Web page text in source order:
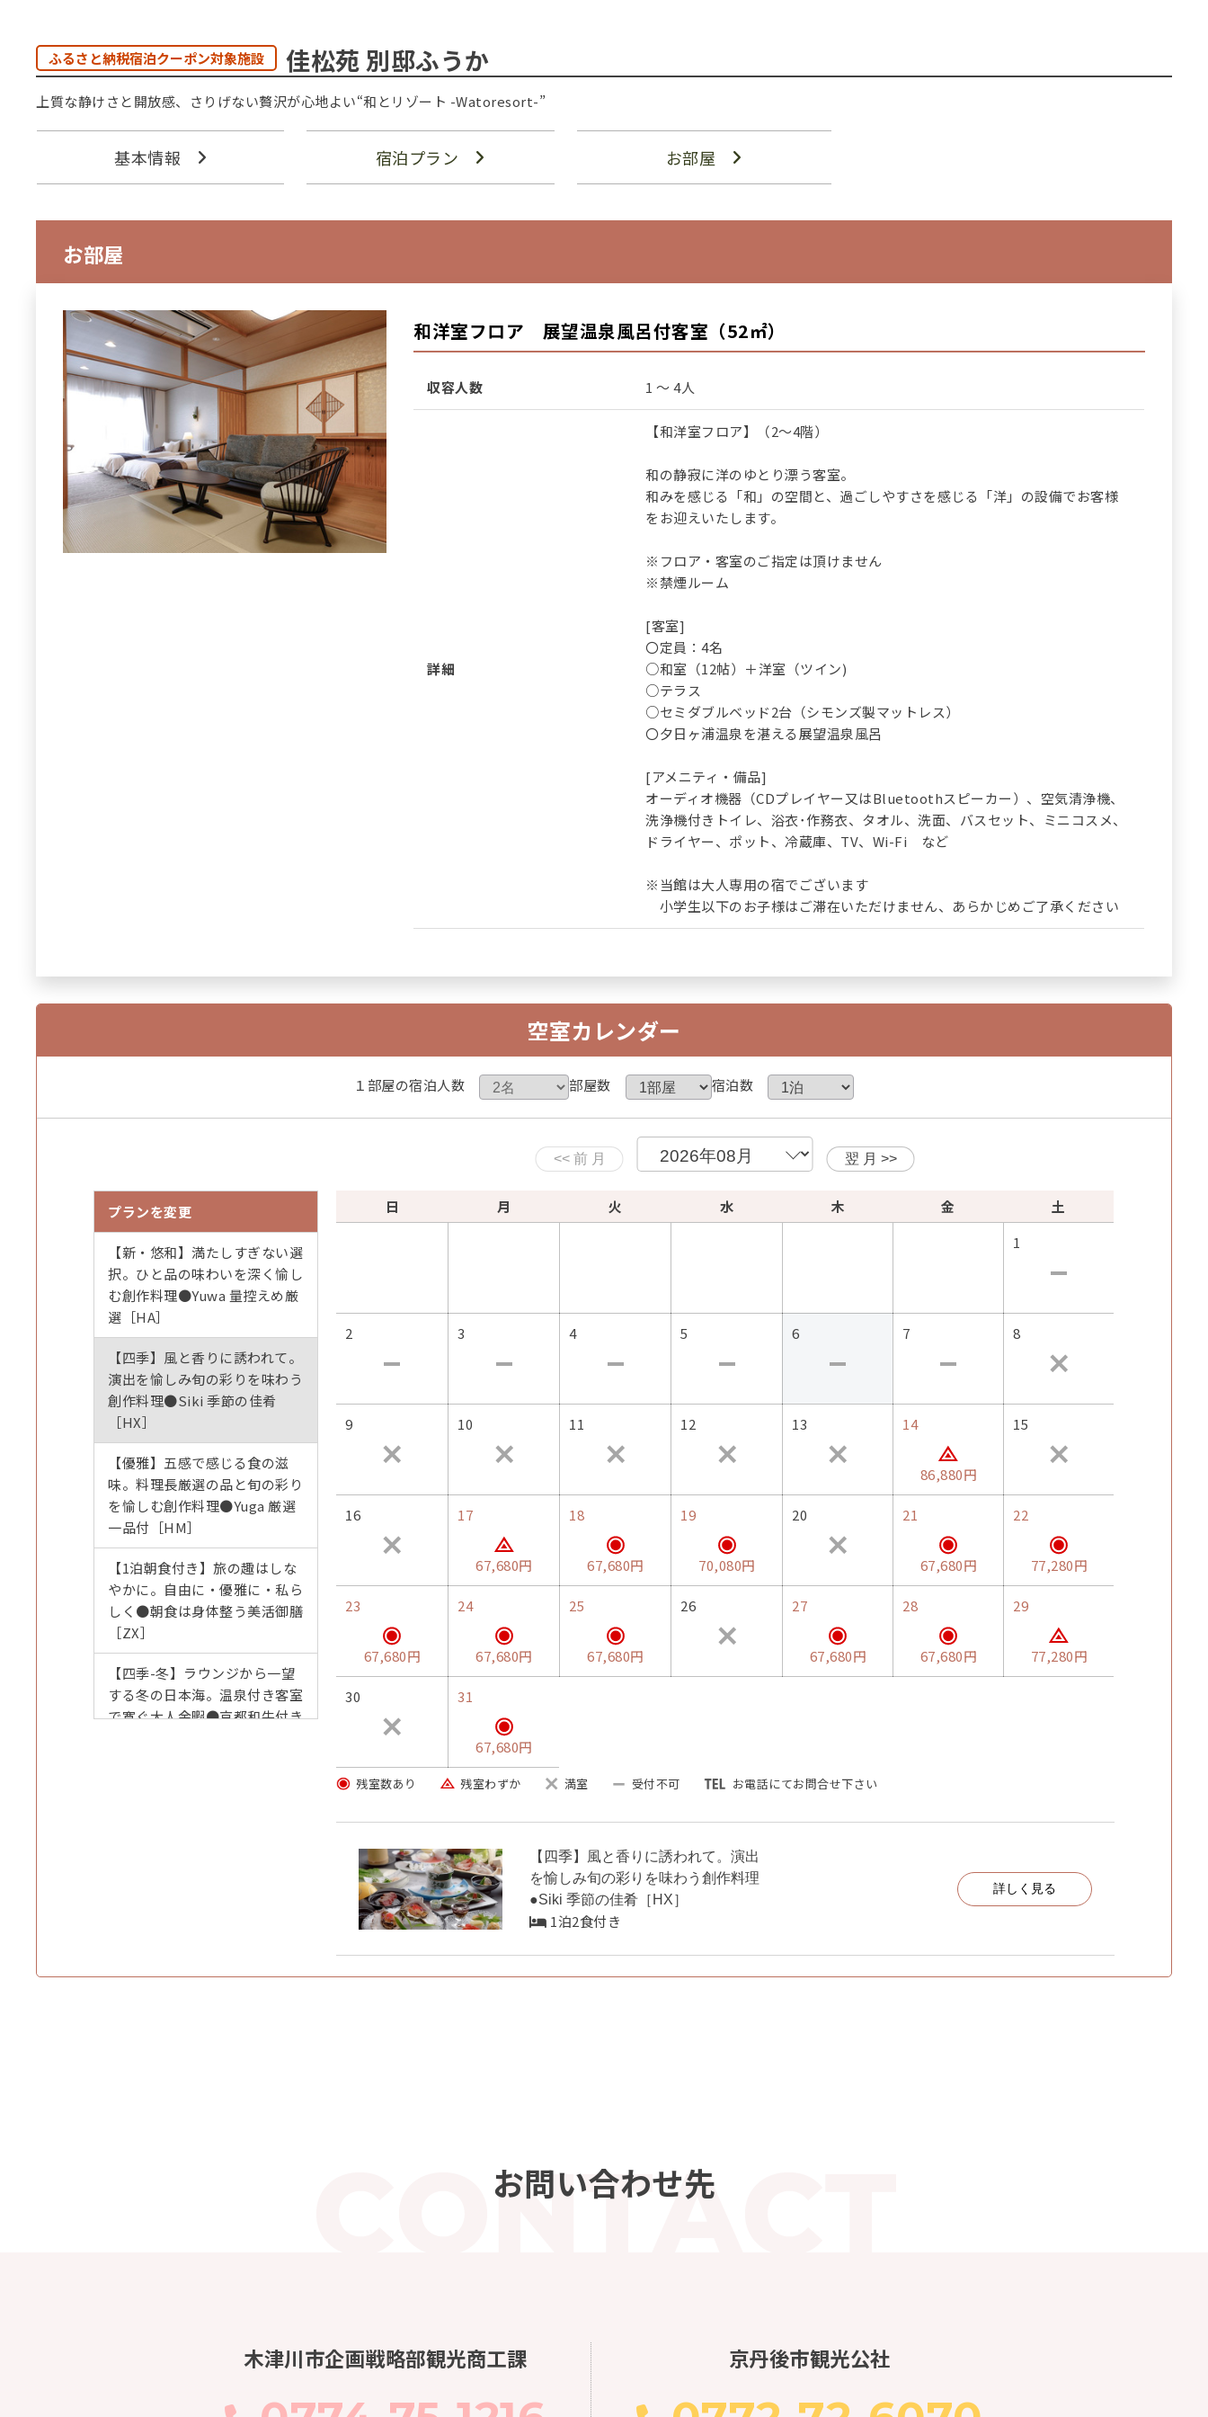
ふるさと納税宿泊クーポン対象施設 佳松苑 別邸ふうか
上質な静けさと開放感、さりげない贅沢が心地よい“和とリゾート -Watoresort-”
基本情報 宿泊プラン お部屋
お部屋
和洋室フロア 展望温泉風呂付客室（52㎡）
収容人数 1 ～ 4人
詳細
【和洋室フロア】（2～4階）
和の静寂に洋のゆとり漂う客室。
和みを感じる「和」の空間と、過ごしやすさを感じる「洋」の設備でお客様
をお迎えいたします。
※フロア・客室のご指定は頂けません
※禁煙ルーム
[客室]
〇定員：4名
○和室（12帖）＋洋室（ツイン)
○テラス
○セミダブルベッド2台（シモンズ製マットレス）
〇夕日ヶ浦温泉を湛える展望温泉風呂
[アメニティ・備品]
オーディオ機器（CDプレイヤー又はBluetoothスピーカー）、空気清浄機、
洗浄機付きトイレ、浴衣･作務衣、タオル、洗面、バスセット、ミニコスメ、
ドライヤー、ポット、冷蔵庫、TV、Wi-Fi など
※当館は大人専用の宿でございます
小学生以下のお子様はご滞在いただけません、あらかじめご了承ください
空室カレンダー
１部屋の宿泊人数 部屋数 宿泊数
プランを変更
【新・悠和】満たしすぎない選
択。ひと品の味わいを深く愉し
む創作料理●Yuwa 量控えめ厳
選［HA］
【四季】風と香りに誘われて。
演出を愉しみ旬の彩りを味わう
創作料理●Siki 季節の佳肴
［HX］
【優雅】五感で感じる食の滋
味。料理長厳選の品と旬の彩り
を愉しむ創作料理●Yuga 厳選
一品付［HM］
【1泊朝食付き】旅の趣はしな
やかに。自由に・優雅に・私ら
しく●朝食は身体整う美活御膳
［ZX］
【四季-冬】ラウンジから一望
する冬の日本海。温泉付き客室
で寛ぐ大人余暇●京都和牛付き
日 月 火 水 木 金
土
1
2 3 4 5 6 7 8
9 10 11 12 13 14
86,880円
15
16 17
67,680円
18
67,680円
19
70,080円
20 21
67,680円
22
77,280円
23
67,680円
24
67,680円
25
67,680円
26 27
67,680円
28
67,680円
29
77,280円
30 31
67,680円
残室数あり 残室わずか 満室 受付不可 お電話にてお問合せ下さい
【四季】風と香りに誘われて。演出
を愉しみ旬の彩りを味わう創作料理
●Siki 季節の佳肴［HX］
1泊2食付き
詳しく見る
お問い合わせ先
木津川市企画戦略部観光商工課 京丹後市観光公社